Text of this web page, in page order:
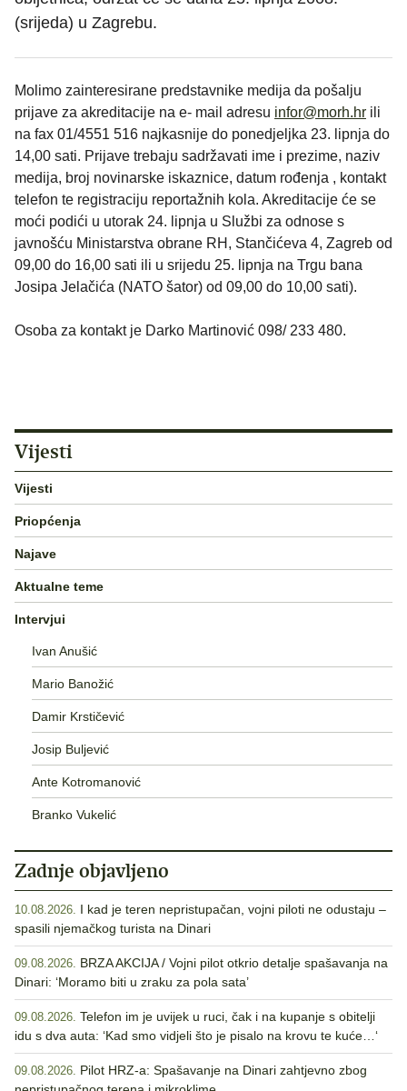
(srijeda) u Zagrebu.
Molimo zainteresirane predstavnike medija da pošalju
prijave za akreditacije na e- mail adresu infor@morh.hr ili
na fax 01/4551 516 najkasnije do ponedjeljka 23. lipnja do
14,00 sati. Prijave trebaju sadržavati ime i prezime, naziv
medija, broj novinarske iskaznice, datum rođenja , kontakt
telefon te registraciju reportažnih kola. Akreditacije će se
moći podići u utorak 24. lipnja u Službi za odnose s
javnošću Ministarstva obrane RH, Stančićeva 4, Zagreb od
09,00 do 16,00 sati ili u srijedu 25. lipnja na Trgu bana
Josipa Jelačića (NATO šator) od 09,00 do 10,00 sati).
Osoba za kontakt je Darko Martinović 098/ 233 480.
Vijesti
Vijesti
Priopćenja
Najave
Aktualne teme
Intervjui
Ivan Anušić
Mario Banožić
Damir Krstičević
Josip Buljević
Ante Kotromanović
Branko Vukelić
Zadnje objavljeno
10.08.2026. I kad je teren nepristupačan, vojni piloti ne odustaju –
spasili njemačkog turista na Dinari
09.08.2026. BRZA AKCIJA / Vojni pilot otkrio detalje spašavanja na
Dinari: ‘Moramo biti u zraku za pola sata’
09.08.2026. Telefon im je uvijek u ruci, čak i na kupanje s obitelji
idu s dva auta: ‘Kad smo vidjeli što je pisalo na krovu te kuće…‘
09.08.2026. Pilot HRZ-a: Spašavanje na Dinari zahtjevno zbog